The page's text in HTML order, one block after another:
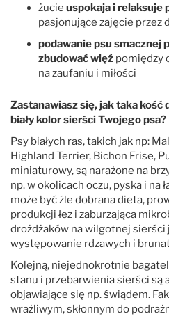
żucie uspokaja i relaksuje
pasjonujące zajęcie przez
podawanie psu smacznej
zbudować więź pomiędzy
na zaufaniu i miłości
Zastanawiasz się, jak taka kość
biały kolor sierści Twojego psa?
Psy białych ras, takich jak np:
Highland Terrier, Bichon Frise,
miniaturowy, są narażone na
np. w okolicach oczu, pyska i na
może być źle dobrana dieta,
produkcji łez i zaburzająca
drożdżaków na wilgotnej
występowanie rdzawych i
Kolejną, niejednokrotnie
stanu i przebarwienia sierści są
objawiające się np. świądem.
wrażliwym, skłonnym do